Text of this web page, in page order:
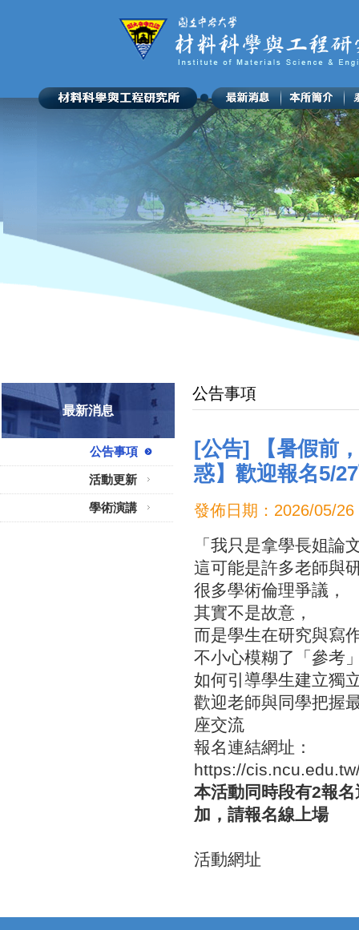
最新消息
公告事項
活動更新
學術演講
公告事項
[公告] 【暑假前
惑】歡迎報名5/
發佈日期：2026/05/
「我只是拿學長姐論
這可能是許多老師與
很多學術倫理爭議，
其實不是故意，
而是學生在研究與寫
不小心模糊了「參考
如何引導學生建立獨
歡迎老師與同學把握
座交流
報名連結網址：
https://
本活動同時段有2報
加，請報名線上場
活動網址